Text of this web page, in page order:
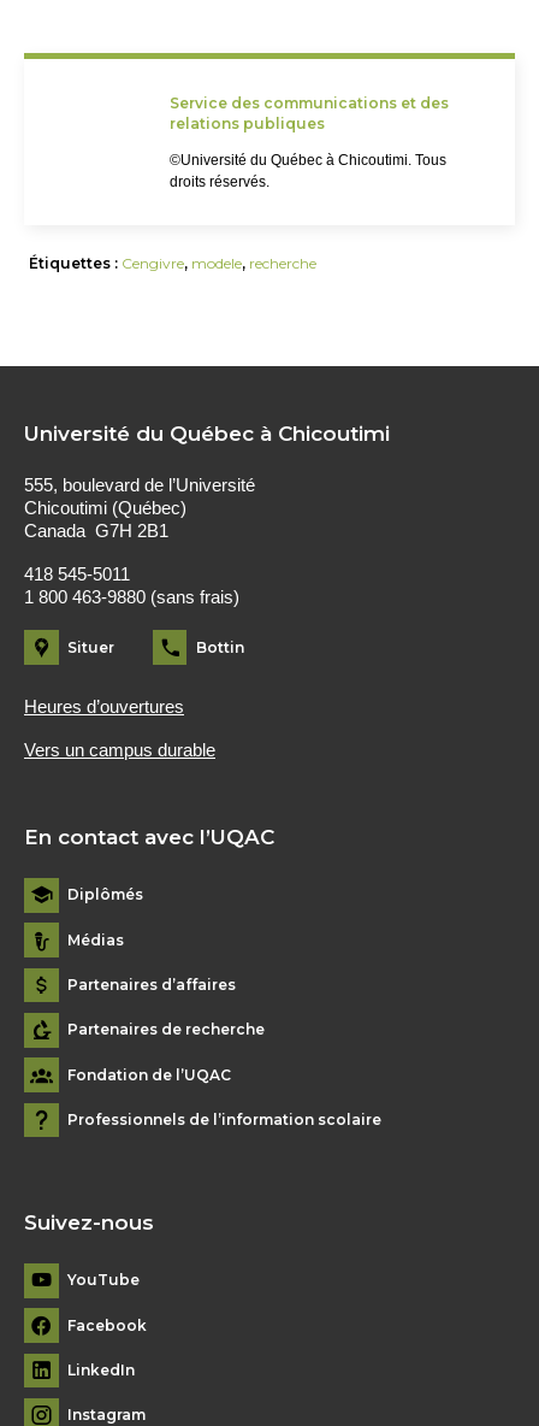
Service des communications et des
relations publiques
©Université du Québec à Chicoutimi. Tous
droits réservés.
Étiquettes : Cengivre, modele, recherche
Université du Québec à Chicoutimi
555, boulevard de l’Université
Chicoutimi (Québec)
Canada G7H 2B1
418 545-5011
1 800 463-9880 (sans frais)
Situer Bottin
Heures d’ouvertures
Vers un campus durable
En contact avec l’UQAC
Diplômés
Médias
Partenaires d’affaires
Partenaires de recherche
Fondation de l’UQAC
Professionnels de l’information scolaire
Suivez-nous
YouTube
Facebook
LinkedIn
Instagram